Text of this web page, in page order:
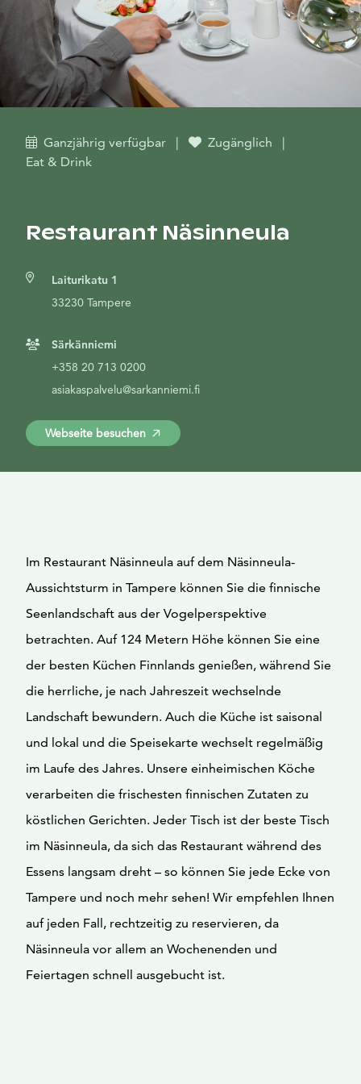
Ganzjährig verfügbar | Zugänglich
|
Eat & Drink
Restaurant Näsinneula
Laiturikatu 1
33230 Tampere
Särkänniemi
+358 20 713 0200
asiakaspalvelu@sarkanniemi.fi
Webseite besuchen
Im Restaurant Näsinneula auf dem Näsinneula-
Aussichtsturm in Tampere können Sie die finnische
Seenlandschaft aus der Vogelperspektive
betrachten. Auf 124 Metern Höhe können Sie eine
der besten Küchen Finnlands genießen, während Sie
die herrliche, je nach Jahreszeit wechselnde
Landschaft bewundern. Auch die Küche ist saisonal
und lokal und die Speisekarte wechselt regelmäßig
im Laufe des Jahres. Unsere einheimischen Köche
verarbeiten die frischesten finnischen Zutaten zu
köstlichen Gerichten. Jeder Tisch ist der beste Tisch
im Näsinneula, da sich das Restaurant während des
Essens langsam dreht – so können Sie jede Ecke von
Tampere und noch mehr sehen! Wir empfehlen Ihnen
auf jeden Fall, rechtzeitig zu reservieren, da
Näsinneula vor allem an Wochenenden und
Feiertagen schnell ausgebucht ist.